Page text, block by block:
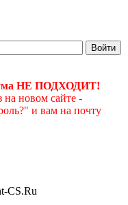
Войти
НЕ ПОДХОДИТ!
на новом сайте -
и вам на почту
CS.Ru